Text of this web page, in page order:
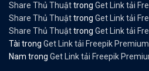
Share Thủ Thuậttrong Get Link tải
Share Thủ Thuậttrong Get Link tải
Share Thủ Thuậttrong Get Link tải
Tài trong Get Link tải Freepik
Nam trong Get Link tải Freepik